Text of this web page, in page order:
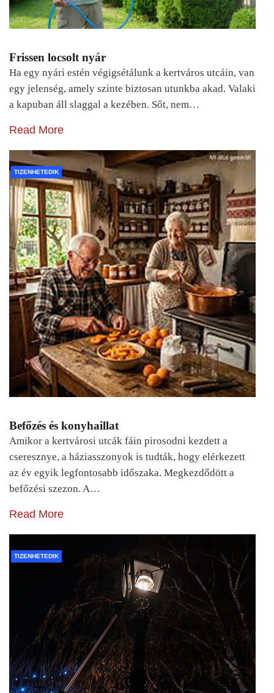
Frissen locsolt nyár
Ha egy nyári estén végigsétálunk a kertváros utcáin, van
egy jelenség, amely szinte biztosan utunkba akad. Valaki
a kapuban áll slaggal a kezében. Sőt, nem…
Read More
TIZENHETEDIK
Befőzés és konyhaillat
Amikor a kertvárosi utcák fáin pirosodni kezdett a
cseresznye, a háziasszonyok is tudták, hogy elérkezett
az év egyik legfontosabb időszaka. Megkezdődött a
befőzési szezon. A…
Read More
TIZENHETEDIK